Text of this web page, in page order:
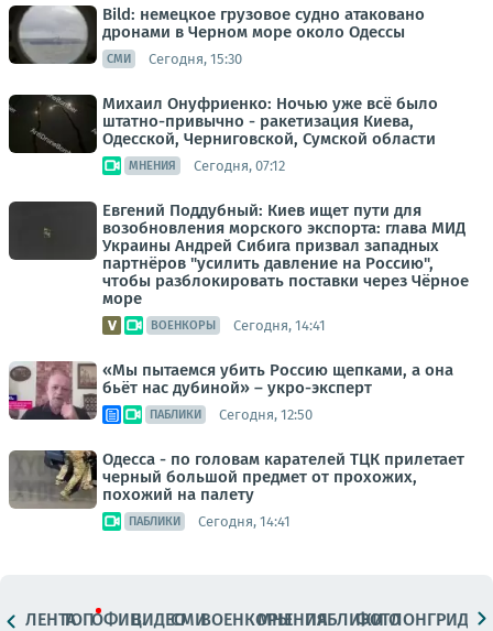
Bild: немецкое грузовое судно атаковано
дронами в Черном море около Одессы
СМИ Сегодня, 15:30
Михаил Онуфриенко: Ночью уже всё было
штатно-привычно - ракетизация Киева,
Одесской, Черниговской, Сумской области
МНЕНИЯ Сегодня, 07:12
Евгений Поддубный: Киев ищет пути для
возобновления морского экспорта: глава МИД
Украины Андрей Сибига призвал западных
партнёров "усилить давление на Россию",
чтобы разблокировать поставки через Чёрное
море
ВОЕНКОРЫ Сегодня, 14:41
«Мы пытаемся убить Россию щепками, а она
бьёт нас дубиной» – укро-эксперт
ПАБЛИКИ Сегодня, 12:50
Одесса - по головам карателей ТЦК прилетает
черный большой предмет от прохожих,
похожий на палету
ПАБЛИКИ Сегодня, 14:41
ЛЕНТАТОПОФИЦ.ВИДЕОСМИВОЕНКОРЫМНЕНИЯПАБЛИКИ
ФОТОЛОНГРИДЫ